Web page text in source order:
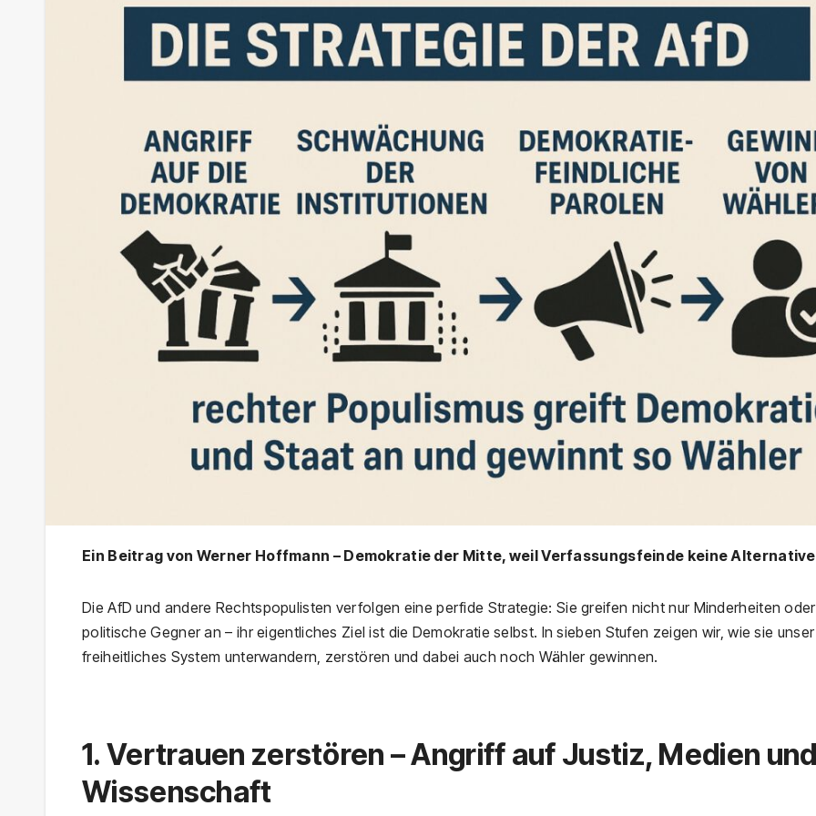
Ein Beitrag von Werner Hoffmann – Demokratie der Mitte, weil Verfassungsfeinde keine
Die AfD und andere Rechtspopulisten verfolgen eine perfide Strategie: Sie greifen nicht nur Minderheiten oder
politische Gegner an – ihr eigentliches Ziel ist die Demokratie selbst. In sieben Stufen zeigen wir, wie sie unser
freiheitliches System unterwandern, zerstören und dabei auch noch Wähler gewinnen.
1. Vertrauen zerstören – Angriff auf Justiz, Medien
Wissenschaft